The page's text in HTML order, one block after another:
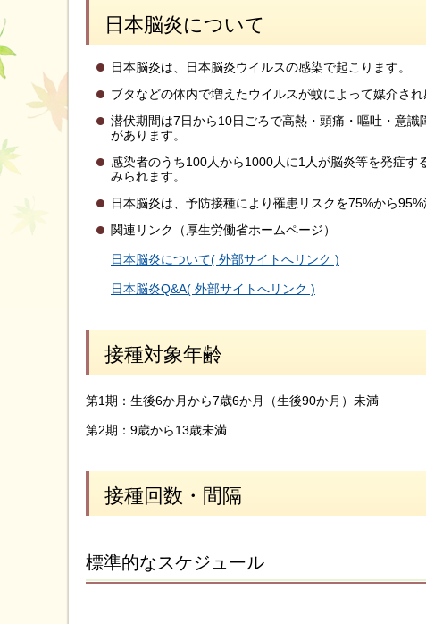
日本脳炎について
日本脳炎は、日本脳炎ウイルスの感染で起こります。
ブタなどの体内で増えたウイルスが蚊によって媒介さ
潜伏期間は7日から10日ごろで高熱・頭痛・嘔吐・意
があります。
感染者のうち100人から1000人に1人が脳炎等を発症す
みられます。
日本脳炎は、予防接種により罹患リスクを75%から
関連リンク（厚生労働省ホームページ）
日本脳炎について( 外部サイトへリンク )
日本脳炎Q&A( 外部サイトへリンク )
接種対象年齢
第1期：生後6か月から7歳6か月（生後90か月）未満
第2期：9歳から13歳未満
接種回数・間隔
標準的なスケジュール